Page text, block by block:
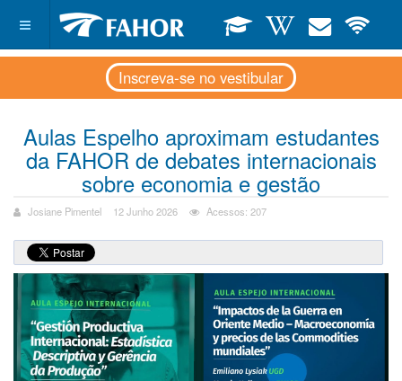
Inscreva-se no vestibular
Aulas Espelho aproximam estudantes
da FAHOR de debates internacionais
sobre economia e gestão
Josiane Pimentel 12 Junho 2026 Acessos: 207